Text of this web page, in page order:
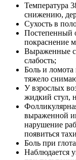
Температура
снижению,
Сухость в
Постепенный
покраснение
Выраженные
слабость;
Боль и ломота
тяжело
У взрослых
жидкий стул,
выраженной
нарушение
появиться
Боль при
Наблюдается